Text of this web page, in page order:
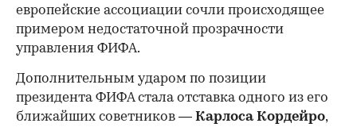
европейские ассоциации сочли происходящее
примером недостаточной прозрачности
управления ФИФА.
Дополнительным ударом по позиции
президента ФИФА стала отставка одного из его
ближайших советников — Карлоса Кордейро,